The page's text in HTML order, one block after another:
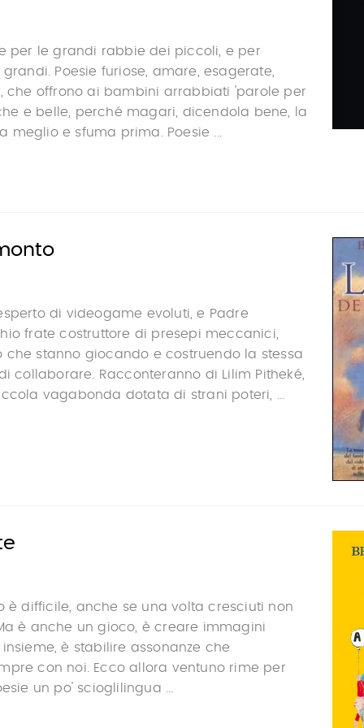
per le grandi rabbie dei piccoli, e per
Poesie furiose, amare, esagerate,
che offrono ai bambini arrabbiati 'parole per
e belle, perché magari, dicendola bene, la
e sfuma prima. Poesie ...
di videogame evoluti, e Padre
frate costruttore di presepi meccanici,
che stanno giocando e costruendo la stessa
collaborare. Racconteranno di Lilim Pitheké,
vagabonda dotata di strani poteri, ...
è difficile, anche se una volta cresciuti non
è anche un gioco, è creare immagini
è stabilire assonanze che
con noi. Ecco allora ventuno rime per
un po' scioglilingua ...